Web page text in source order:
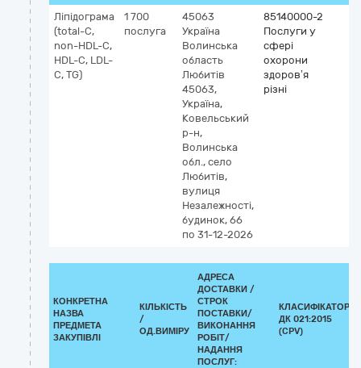
Ліпідограма
(total-C,
non-HDL-C,
HDL-C, LDL-
C, TG)
1 700
послуга
45063
Україна
Волинська
область
Любитів
45063,
Україна,
Ковельський
р-н,
Волинська
обл., село
Любитів,
вулиця
Незалежності,
будинок, 66
по 31-12-2026
85140000-2
Послуги у
сфері
охорони
здоров’я
різні
КОНКРЕТНА
НАЗВА
ПРЕДМЕТА
ЗАКУПІВЛІ
КІЛЬКІСТЬ
/
ОД.ВИМІРУ
АДРЕСА
ДОСТАВКИ /
СТРОК
ПОСТАВКИ/
ВИКОНАННЯ
РОБІТ/
НАДАННЯ
ПОСЛУГ:
КЛАСИФІКАТОР
ДК 021:2015
(CPV)